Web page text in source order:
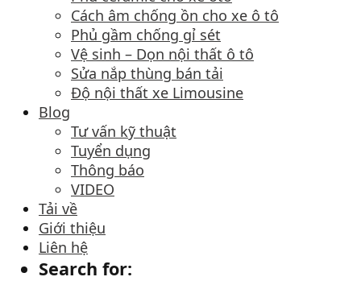
Cách âm chống ồn cho xe ô tô
Phủ gầm chống gỉ sét
Vệ sinh – Dọn nội thất ô tô
Sửa nắp thùng bán tải
Độ nội thất xe Limousine
Blog
Tư vấn kỹ thuật
Tuyển dụng
Thông báo
VIDEO
Tải về
Giới thiệu
Liên hệ
Search for: